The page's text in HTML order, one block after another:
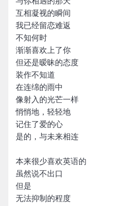
互相凝视的瞬间
我已经留恋难返
不知何时
渐渐喜欢上了你
但还是暧昧的态度
装作不知道
在连绵的雨中
像射入的光芒一样
悄悄地，轻轻地
记住了爱的心
是的，与未来相连
本来很少喜欢英语的
虽然说不出口
但是
无法抑制的程度